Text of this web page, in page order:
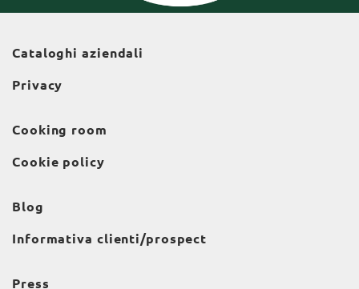
Cataloghi aziendali
Privacy
Cooking room
Cookie policy
Blog
Informativa clienti/prospect
Press